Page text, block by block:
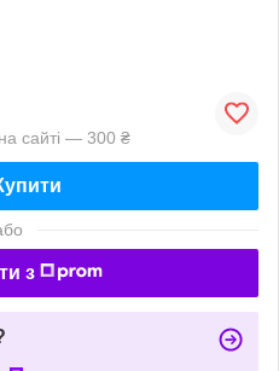
сайті — 300 ₴
з